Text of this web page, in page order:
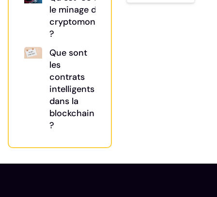
le minage de
cryptomonnaies
?
Que sont
les
contrats
intelligents
dans la
blockchain
?